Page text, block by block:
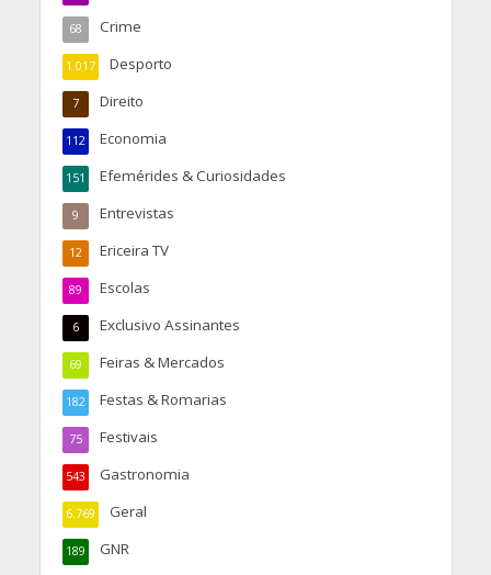
Crime
68
Desporto
1.017
Direito
7
Economia
112
Efemérides & Curiosidades
151
Entrevistas
9
Ericeira TV
12
Escolas
89
Exclusivo Assinantes
6
Feiras & Mercados
69
Festas & Romarias
182
Festivais
75
Gastronomia
543
Geral
6.769
GNR
189